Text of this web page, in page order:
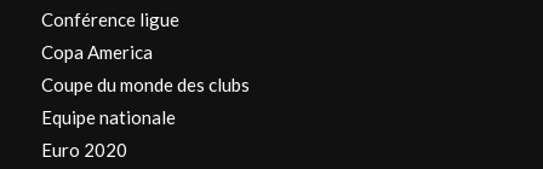
Conférence ligue
Copa America
Coupe du monde des clubs
Equipe nationale
Euro 2020